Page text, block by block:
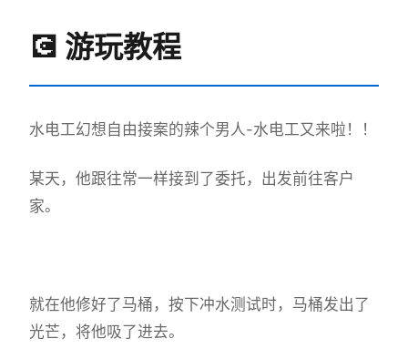
💽 游玩教程
水电工幻想自由接案的辣个男人-水电工又来啦！！
某天，他跟往常一样接到了委托，出发前往客户
家。
就在他修好了马桶，按下冲水测试时，马桶发出了
光芒，将他吸了进去。